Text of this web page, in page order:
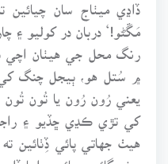
ڏاڍي ميٺاج سان چيائين
مَڱڻو!‘ دربان در کوليو ۽
رنگ محل جي هيٺان اچي
۾ سُتل هو، ٻيجل چنگ کي
يعني رُون رُون يا تُون تُون
کي تڙي ڪڍي ڇڏيو ۽
هيٺ جهاتي پائي ڏِٺائين
بيٺو ڳائي وڄائي، راجا